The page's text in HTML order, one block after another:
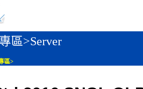
區>Server
區>